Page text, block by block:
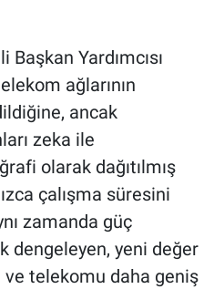
Yardımcısı
ağlarının
ancak
zeka ile
olarak dağıtılmış
çalışma süresini
zamanda güç
dengeleyen, yeni değer
ve telekomu daha geniş